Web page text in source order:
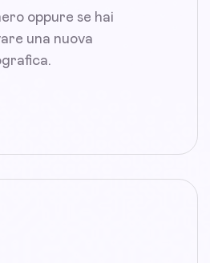
oppure se hai
una nuova